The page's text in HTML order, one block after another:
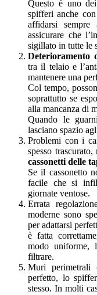
Questo è uno
spifferi anche
affidarsi sempre
assicurare che
sigillato in tutte le
Deterioramento
tra il telaio e
mantenere una
Col tempo,
soprattutto se
alla mancanza di
Quando le
lasciano spazio
Problemi con i
spesso
cassonetti delle
Se il cassonetto
facile che si
giornate ventose.
Errata
moderne sono
per adattarsi
è fatta
modo uniforme,
filtrare.
Muri
perfetto, lo
stesso. In molti